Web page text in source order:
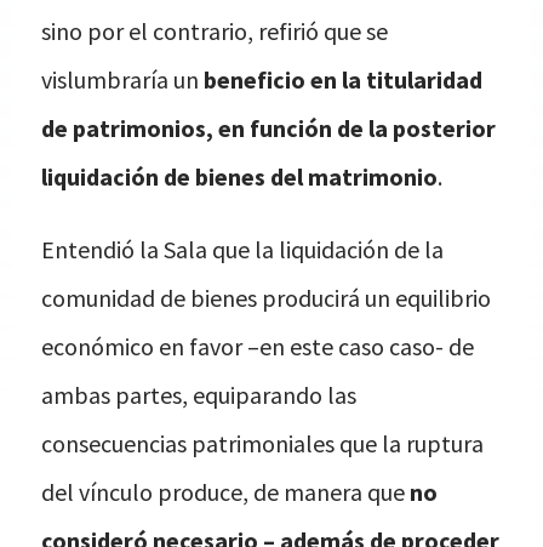
sino por el contrario, refirió que se
vislumbraría un beneficio en la titularidad
de patrimonios, en función de la posterior
liquidación de bienes del matrimonio.
Entendió la Sala que la liquidación de la
comunidad de bienes producirá un equilibrio
económico en favor –en este caso caso- de
ambas partes, equiparando las
consecuencias patrimoniales que la ruptura
del vínculo produce, de manera que no
consideró necesario – además de proceder